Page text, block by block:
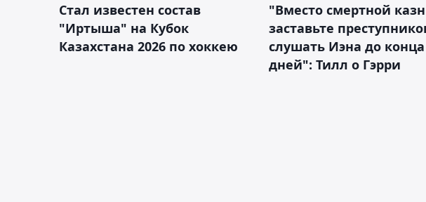
Стал известен состав
"Иртыша" на Кубок
Казахстана 2026 по хоккею
"Вместо смертной
заставьте
слушать Иэна до конца
дней": Тилл о Гэрри